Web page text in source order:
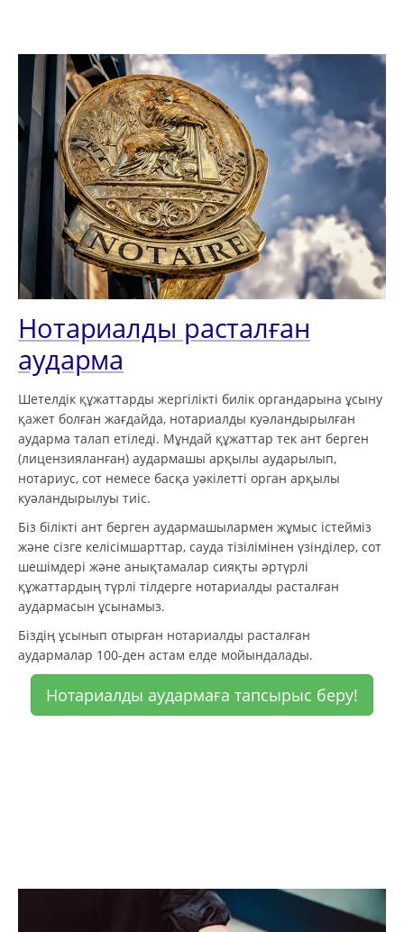
Нотариалды расталған
аударма
Шетелдік құжаттарды жергілікті билік органдарына ұсыну
қажет болған жағдайда, нотариалды куәландырылған
аударма талап етіледі. Мұндай құжаттар тек ант берген
(лицензияланған) аудармашы арқылы аударылып,
нотариус, сот немесе басқа уәкілетті орган арқылы
куәландырылуы тиіс.
Біз білікті ант берген аудармашылармен жұмыс істейміз
және сізге келісімшарттар, сауда тізілімінен үзінділер, сот
шешімдері және анықтамалар сияқты әртүрлі
құжаттардың түрлі тілдерге нотариалды расталған
аудармасын ұсынамыз.
Біздің ұсынып отырған нотариалды расталған
аудармалар 100-ден астам елде мойындалады.
Нотариалды аудармаға тапсырыс беру!